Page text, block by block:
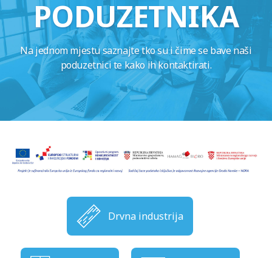
PODUZETNIKA
Na jednom mjestu saznajte tko su i čime se bave naši
poduzetnici te kako ih kontaktirati.
Drvna industrija